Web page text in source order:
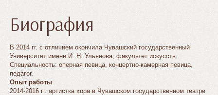
Биография
В 2014 гг. с отличием окончила Чувашский государственный
Университет имени И. Н. Ульянова, факультет искусств.
Специальность: оперная певица, концертно-камерная певица,
педагог.
Опыт работы
2014-2016 гг. артистка хора в Чувашском государственном театре